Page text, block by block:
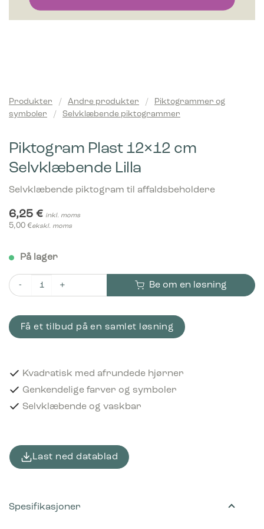
Produkter / Andre produkter /
Piktogrammer og
symboler
/ Selvklæbende piktogrammer
Piktogram Plast 12×12 cm
Selvklæbende Lilla
Selvklæbende piktogram til affaldsbeholdere
6,25 € inkl. moms
5,00 €ekskl. moms
På lager
Piktogram Plast 12x12 cm Selvklæbende Lilla antall
Be om en løsning
Få et tilbud på en samlet løsning
Kvadratisk med afrundede hjørner
Genkendelige farver og symboler
Selvklæbende og vaskbar
Last ned datablad
Spesifikasjoner